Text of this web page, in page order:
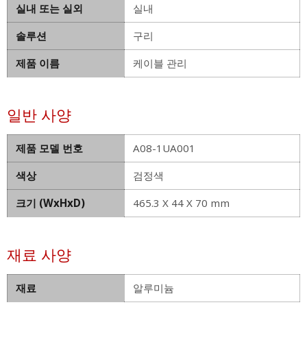
실내 또는 실외
실내
솔루션
구리
제품 이름
케이블 관리
일반 사양
제품 모델 번호
A08-1UA001
색상
검정색
크기 (WxHxD)
465.3 X 44 X 70 mm
재료 사양
재료 알루미늄